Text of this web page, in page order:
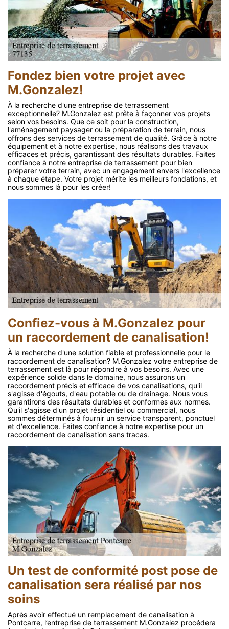
Fondez bien votre projet avec
M.Gonzalez!
À la recherche d'une entreprise de terrassement
exceptionnelle? M.Gonzalez est prête à façonner vos projets
selon vos besoins. Que ce soit pour la construction,
l'aménagement paysager ou la préparation de terrain, nous
offrons des services de terrassement de qualité. Grâce à notre
équipement et à notre expertise, nous réalisons des travaux
efficaces et précis, garantissant des résultats durables. Faites
confiance à notre entreprise de terrassement pour bien
préparer votre terrain, avec un engagement envers l'excellence
à chaque étape. Votre projet mérite les meilleurs fondations, et
nous sommes là pour les créer!
Confiez-vous à M.Gonzalez pour
un raccordement de canalisation!
À la recherche d'une solution fiable et professionnelle pour le
raccordement de canalisation? M.Gonzalez votre entreprise de
terrassement est là pour répondre à vos besoins. Avec une
expérience solide dans le domaine, nous assurons un
raccordement précis et efficace de vos canalisations, qu'il
s'agisse d'égouts, d'eau potable ou de drainage. Nous vous
garantirons des résultats durables et conformes aux normes.
Qu'il s'agisse d'un projet résidentiel ou commercial, nous
sommes déterminés à fournir un service transparent, ponctuel
et d'excellence. Faites confiance à notre expertise pour un
raccordement de canalisation sans tracas.
Un test de conformité post pose de
canalisation sera réalisé par nos
soins
Après avoir effectué un remplacement de canalisation à
Pontcarre, l’entreprise de terrassement M.Gonzalez procédera